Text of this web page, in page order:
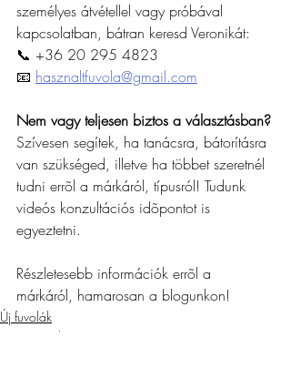
személyes átvétellel vagy próbával
kapcsolatban, bátran keresd Veronikát:
📞 +36 20 295 4823
📧 hasznaltfuvola@gmail.com
Nem vagy teljesen biztos a választásban?
Szívesen segítek, ha tanácsra, bátorításra
van szükséged, illetve ha többet szeretnél
tudni errõl a márkáról, típusról! Tudunk
videós konzultációs idõpontot is
egyeztetni.
Részletesebb információk errõl a
márkáról, hamarosan a blogunkon!
Új fuvolák
Más típusok